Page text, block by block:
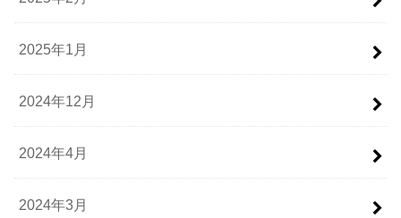
2025年1月
2024年12月
2024年4月
2024年3月